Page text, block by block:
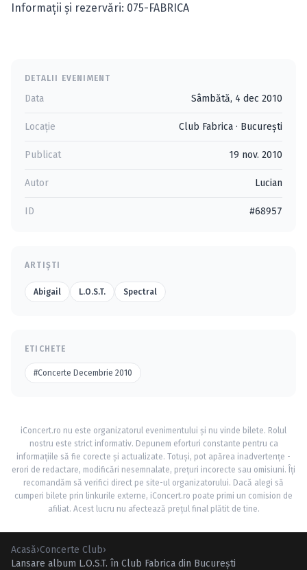
Informaţii şi rezervări: 075-FABRICA
DETALII EVENIMENT
Data Sâmbătă, 4 dec 2010
Locație Club Fabrica · Bucureşti
Publicat 19 nov. 2010
Autor Lucian
ID #68957
ARTIȘTI
Abigail L.O.S.T. Spectral
ETICHETE
#Concerte Decembrie 2010
iConcert.ro nu este organizatorul evenimentului și nu vinde bilete. Rolul
nostru este strict informativ. Depunem eforturi constante pentru ca
informațiile să fie corecte și actualizate. Totuși, pot apărea inadvertențe -
erori de redactare, modificări nesemnalate, prețuri incorecte sau omisiuni. Îți
recomandăm să verifici direct pe site-ul organizatorului. Dacă alegi să
cumperi bilete prin linkurile externe, iConcert.ro poate primi un comision de
afiliat. Acest lucru nu afectează prețul final plătit de tine.
Acasă›Concerte Club›
Lansare album L.O.S.T. în Club Fabrica din Bucureşti